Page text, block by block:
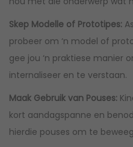
Skep Modelle of Prototipes:
probeer om ‘n model of
gee jou ‘n praktiese manier
internaliseer en te verstaan.
Maak Gebruik van Pouses:
kort aandagspanne en
hierdie pouses om te